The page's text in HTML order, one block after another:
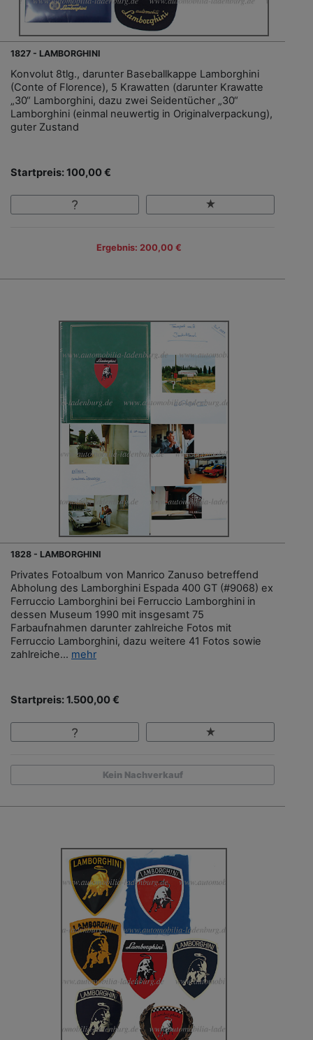
1827 - LAMBORGHINI
Konvolut 8tlg., darunter Baseballkappe Lamborghini
(Conte of Florence), 5 Krawatten (darunter Krawatte
„30“ Lamborghini, dazu zwei Seidentücher „30“
Lamborghini (einmal neuwertig in Originalverpackung),
guter Zustand
Startpreis: 100,00 €
Ergebnis: 200,00 €
1828 - LAMBORGHINI
Privates Fotoalbum von Manrico Zanuso betreffend
Abholung des Lamborghini Espada 400 GT (#9068) ex
Ferruccio Lamborghini bei Ferruccio Lamborghini in
dessen Museum 1990 mit insgesamt 75
Farbaufnahmen darunter zahlreiche Fotos mit
Ferruccio Lamborghini, dazu weitere 41 Fotos sowie
zahlreiche... mehr
Startpreis: 1.500,00 €
Kein Nachverkauf